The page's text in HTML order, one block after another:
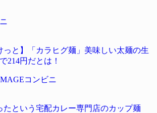
っと】「カラヒグ麺」美味しい太麺の生
214円だとは！
コンビニ
たという宅配カレー専門店のカップ麺